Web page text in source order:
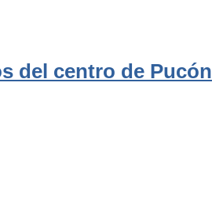
del centro de Pucón